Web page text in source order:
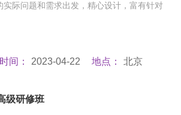
实际问题和需求出发，精心设计，富有针对
时间： 2023-04-22 地点： 北京
级研修班